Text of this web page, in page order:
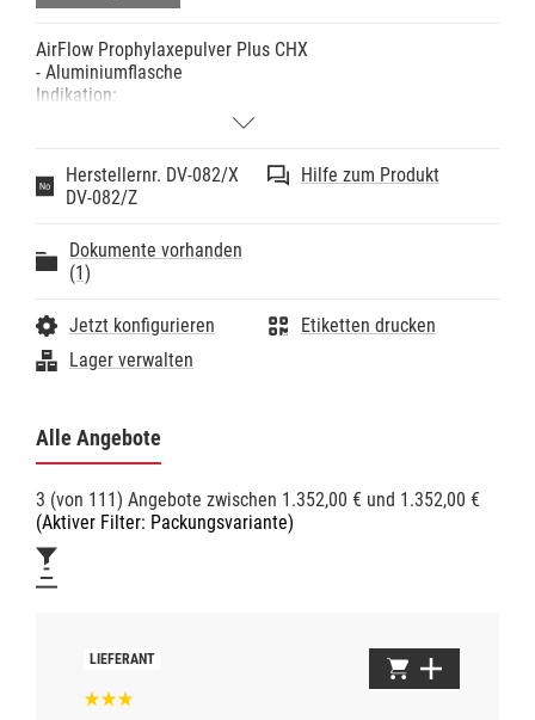
AirFlow Prophylaxepulver Plus CHX
- Aluminiumflasche
Indikation:
- AirFlow Plus Pulver ist ein HighTech Pulver zur
Zahnstein von allen Oberflächenarten
Hinweise:
- Zuckerfrei
- BPA-frei
- Das CHX-Konservierungsmittel ist hypoallergen, es
Patienten während der AirFlow Behandlung einen
neutralen Geschmack.
Technische Daten:
Herstellernr. DV-082/X
DV-082/Z
Hilfe zum Produkt
Dokumente vorhanden
(1)
Jetzt konfigurieren
Lager verwalten
Etiketten drucken
Alle Angebote
3 (von 111) Angebote zwischen 1.352,00 € und 1.352,00 €
(Aktiver Filter: Packungsvariante)